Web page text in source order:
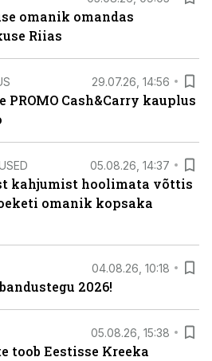
omanik omandas
Riias
29.07.26, 14:56
PROMO Cash&Carry kauplus
05.08.26, 14:37
kahjumist hoolimata võttis
omanik kopsaka
04.08.26, 10:18
2026!
05.08.26, 15:38
toob Eestisse Kreeka